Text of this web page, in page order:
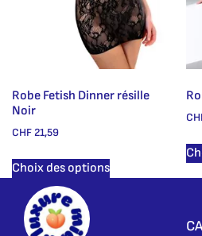
Robe Fetish Dinner résille
Noir
CHF 21,59
Choix des options